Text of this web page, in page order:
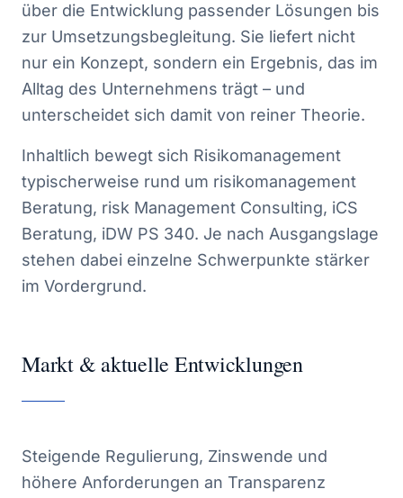
über die Entwicklung passender Lösungen bis
zur Umsetzungsbegleitung. Sie liefert nicht
nur ein Konzept, sondern ein Ergebnis, das im
Alltag des Unternehmens trägt – und
unterscheidet sich damit von reiner Theorie.
Inhaltlich bewegt sich Risikomanagement
typischerweise rund um risikomanagement
Beratung, risk Management Consulting, iCS
Beratung, iDW PS 340. Je nach Ausgangslage
stehen dabei einzelne Schwerpunkte stärker
im Vordergrund.
Markt & aktuelle Entwicklungen
Steigende Regulierung, Zinswende und
höhere Anforderungen an Transparenz